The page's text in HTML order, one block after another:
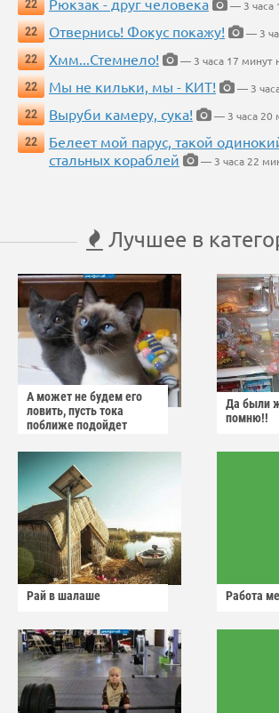
22
Рюкзак - друг человека
— 3 часа
22
Отвернись! Фокус покажу!
— 3
22
Хмм...Стемнело!
— 3 часа 17 минут
22
Мы не кильки, мы - КИТ!
— 3
22
Выруби камеру, сука!
— 3 часа 20
22
Белеет мой парус, такой
стальных кораблей
— 3 часа 22
Лучшее в
А может не будем его
ловить, пусть тока
поближе подойдет
Да были
помню!!
Рай в шалаше Работа